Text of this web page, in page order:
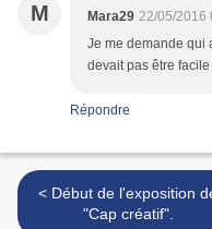
M Mara29 22/05/2016
Je me demande qui
devait pas être
Répondre
< Début de l'exposition de
"Cap créatif".